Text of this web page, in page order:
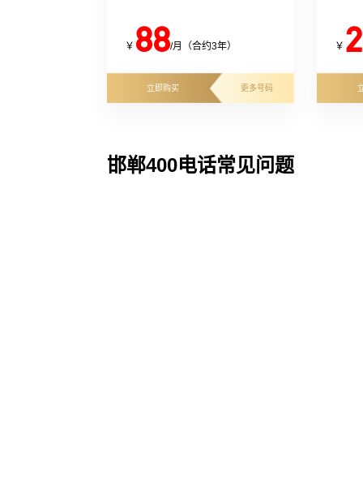
￥ 88/月（合约3年）
立即购买 更多号码
￥
邯郸400电话常见问题